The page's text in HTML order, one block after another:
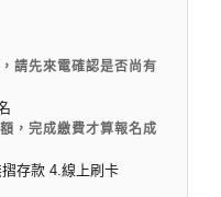
請先來電確認是否尚有
，完成繳費才算報名成
存款 4.線上刷卡